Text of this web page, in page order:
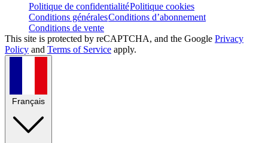
Politique de confidentialitéPolitique cookies
Conditions généralesConditions d’abonnement
Conditions de vente
This site is protected by reCAPTCHA, and the Google Privacy
Policy and Terms of Service apply.
Français